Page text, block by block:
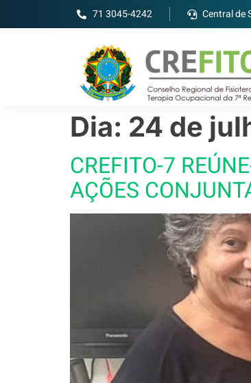
71 3045-4242 Central de
Dia: 24 de
CREFITO-7
AÇÕES